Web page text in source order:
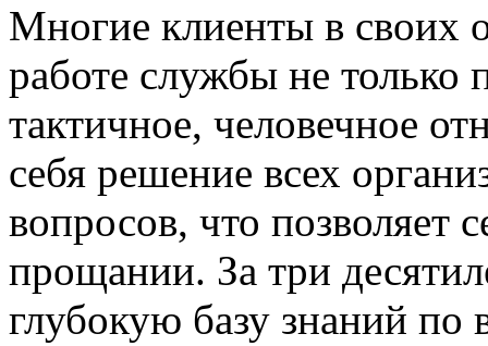
Многие клиенты в своих
работе службы не только
тактичное, человечное
себя решение всех
вопросов, что позволяет
прощании. За три
глубокую базу знаний по